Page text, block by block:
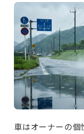
車はオーナーの個